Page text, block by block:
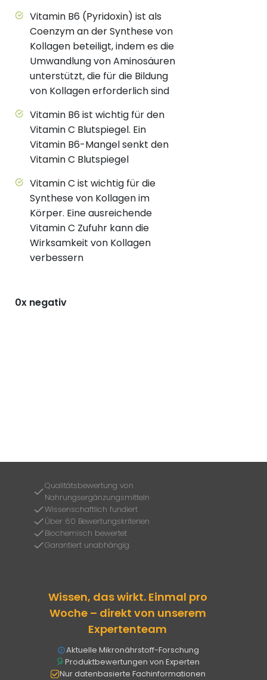
Vitamin B6 (Pyridoxin) ist als
Coenzym an der Synthese von
Kollagen beteiligt, indem es die
Umwandlung von Aminosäuren
unterstützt, die für die Bildung
von Kollagen erforderlich sind
Vitamin B6 ist wichtig für den
Vitamin C Blutspiegel. Ein
Vitamin B6-Mangel senkt den
Vitamin C Blutspiegel
Vitamin C ist wichtig für die
Synthese von Kollagen im
Körper. Eine ausreichende
Vitamin C Zufuhr kann die
Wirksamkeit von Kollagen
verbessern
0x negativ
Qualitätsbewertung von
Nahrungsergänzungsmitteln
Wissenschaftlich fundiert
Über 60 Bewertungskriterien
Biochemisch bewertet
Garantiert unabhängig
Wissen, das wirkt. Einmal pro
Woche – direkt von unserem
Expertenteam
Aktuelle Mikronährstoff-Forschung
Produktbewertungen von Experten
Nur datenbasierte Fachinformationen